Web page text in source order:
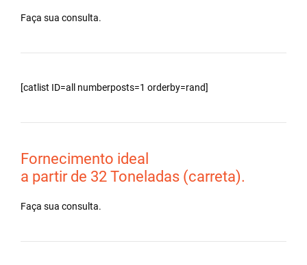
Faça sua consulta.
[catlist ID=all numberposts=1 orderby=rand]
Fornecimento ideal
a partir de 32 Toneladas (carreta).
Faça sua consulta.